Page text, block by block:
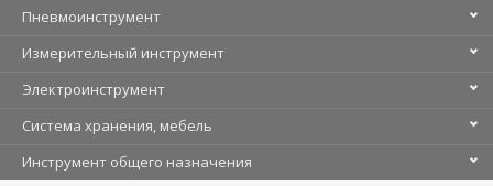
Пневмоинструмент
Измерительный инструмент
Электроинструмент
Система хранения, мебель
Инструмент общего назначения